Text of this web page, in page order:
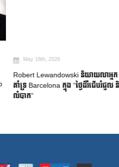
May 18th, 2026
Robert Lewandowski និយាយលាអ្នក
គាំទ្រ Barcelona ក្នុង “ថ្ងៃដ៏រំជើបរំជួល និង
លំបាក”